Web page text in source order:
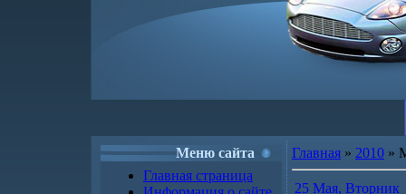
Меню сайта
Главная страница
Главная » 2010 »
25 Мая, Вторник